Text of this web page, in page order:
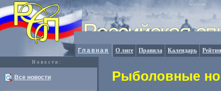
Главная О лиге Правила Календарь
Новости:
Все новости Рыболовные